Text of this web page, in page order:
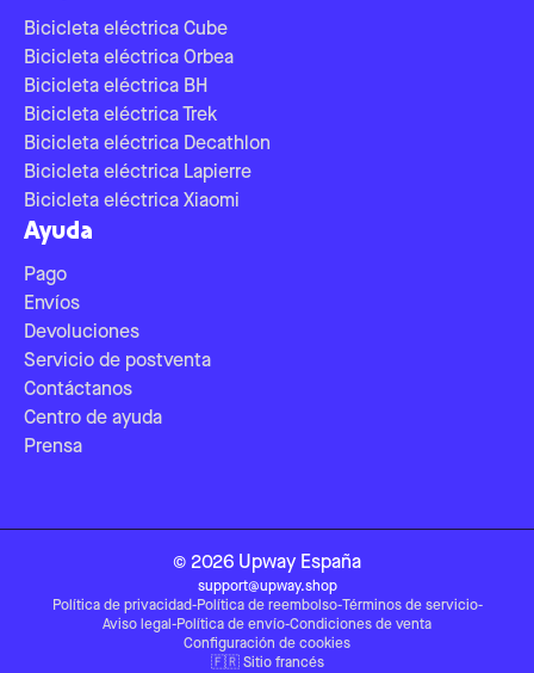
Bicicleta eléctrica Cube
Bicicleta eléctrica Orbea
Bicicleta eléctrica BH
Bicicleta eléctrica Trek
Bicicleta eléctrica Decathlon
Bicicleta eléctrica Lapierre
Bicicleta eléctrica Xiaomi
Ayuda
Pago
Envíos
Devoluciones
Servicio de postventa
Contáctanos
Centro de ayuda
Prensa
© 2026 Upway España
support@upway.shop
Política de privacidad-Política de reembolso-Términos de servicio-
Aviso legal -Política de envío-Condiciones de venta
Configuración de cookies
🇫🇷 Sitio francés